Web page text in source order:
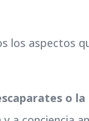
los aspectos
o la